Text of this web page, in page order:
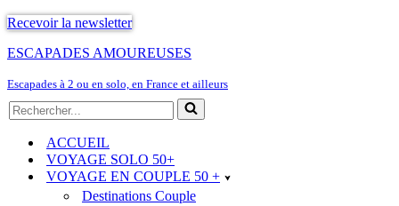
Recevoir la newsletter
ESCAPADES AMOUREUSES
Escapades à 2 ou en solo, en France et ailleurs
Rechercher...
ACCUEIL
VOYAGE SOLO 50+
VOYAGE EN COUPLE 50 +
Destinations Couple